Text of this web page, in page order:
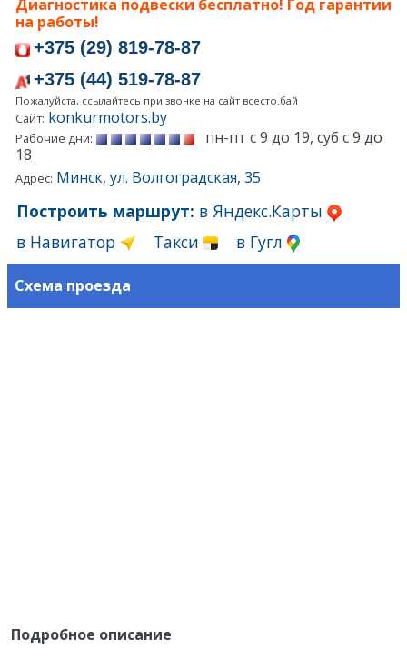
Диагностика подвески бесплатно! Год гарантии
на работы!
+375 (29) 819-78-87
+375 (44) 519-78-87
Пожалуйста, ссылайтесь при звонке на сайт всесто.бай
Сайт: konkurmotors.by
Рабочие дни:
пн-пт с 9 до 19, суб с 9 до
18
Адрес: Минск, ул. Волгоградская, 35
Построить маршрут: в Яндекс.Карты
в Навигатор
Такси в Гугл
Схема проезда
Подробное описание